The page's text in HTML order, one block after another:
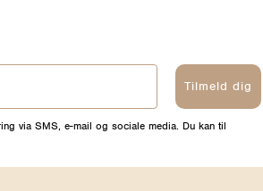
Tilmeld dig
via SMS, e-mail og sociale media. Du kan til